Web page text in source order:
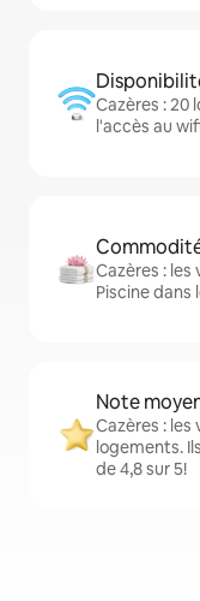
Cazères : 20
l'accès au
Cazères : les
Piscine dans
Note
Cazères :
logements.
de 4,8 sur 5!